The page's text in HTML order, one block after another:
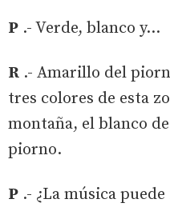
P .- Verde, blanco y…
R .- Amarillo del
tres colores de esta
montaña, el blanco
piorno.
P .- ¿La música